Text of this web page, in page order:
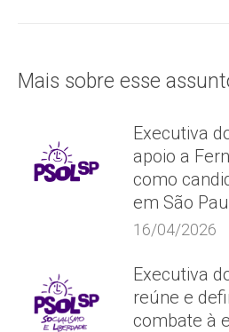
Mais sobre esse
Executiva
apoio a
como
em São
16/04/2026
Executiva
reúne e
combate à